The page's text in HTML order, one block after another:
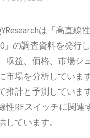
は「高直
」の調査資料を発行
収益、価格、市場シ
市場を分析していま
推計と予測していま
性RFスイッチに関
ています。